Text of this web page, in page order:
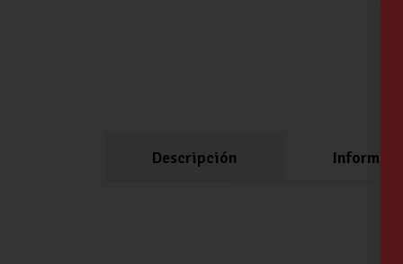
Descripción